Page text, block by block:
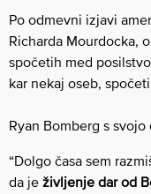
Po odmevni izjavi
Richarda Mourdocka,
spočetih med
kar nekaj oseb,
Ryan Bomberg s svojo
“Dolgo časa sem
da je življenje dar od